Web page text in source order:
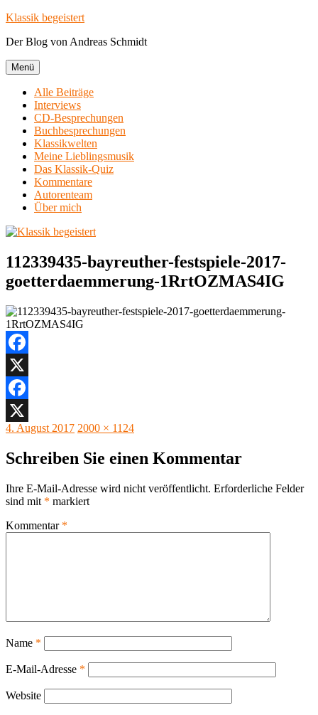
Zum
springen
Klassik begeistert
Der Blog von Andreas Schmidt
Menü
Alle Beiträge
Interviews
CD-Besprechungen
Buchbesprechungen
Klassikwelten
Meine Lieblingsmusik
Das Klassik-Quiz
Kommentare
Autorenteam
Über mich
112339435-bayreuther-festspiele-2017-
goetterdaemmerung-1RrtOZMAS4IG
Facebook
X
Facebook
X
Veröffentlicht
4. August 2017 Originalgröße
2000 × 1124
Schreiben Sie einen Kommentar
Ihre E-Mail-Adresse wird nicht veröffentlicht. Erforderliche Felder
sind mit * markiert
Kommentar *
Name *
E-Mail-Adresse *
Website